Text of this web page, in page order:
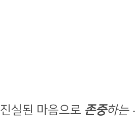
진실된 마음으로 존중하는